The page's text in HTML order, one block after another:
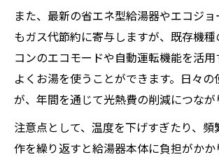
また、最新の省エネ型給湯器やエコジ
もガス代節約に寄与しますが、既存機
コンのエコモードや自動運転機能を活
よくお湯を使うことができます。日々の
が、年間を通じて光熱費の削減につなが
注意点として、温度を下げすぎたり、
作を繰り返すと給湯器本体に負担がか